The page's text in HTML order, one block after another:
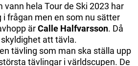
vann hela Tour de Ski 2023 har
i frågan men en som nu sätter
ärCalle Halfvarsson. Då
att tävla.
tävling som man ska ställa upp
tävlingar i världscupen. De